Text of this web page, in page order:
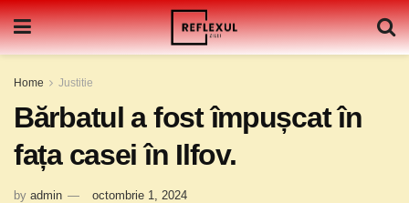
Home Justitie
Bărbatul a fost împușcat în
fața casei în Ilfov.
by admin octombrie 1, 2024